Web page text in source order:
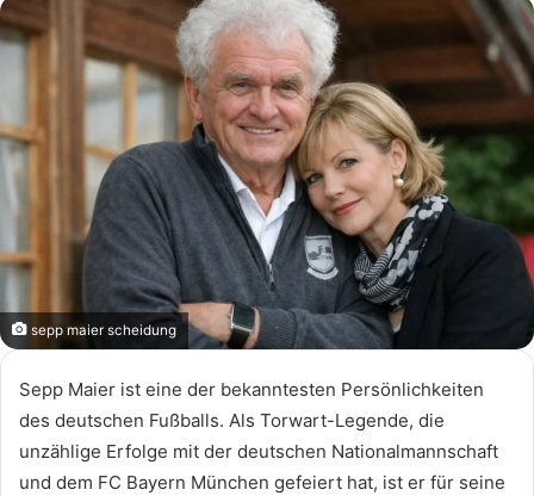
sepp maier scheidung
Sepp Maier ist eine der bekanntesten Persönlichkeiten
des deutschen Fußballs. Als Torwart-Legende, die
unzählige Erfolge mit der deutschen Nationalmannschaft
und dem FC Bayern München gefeiert hat, ist er für seine